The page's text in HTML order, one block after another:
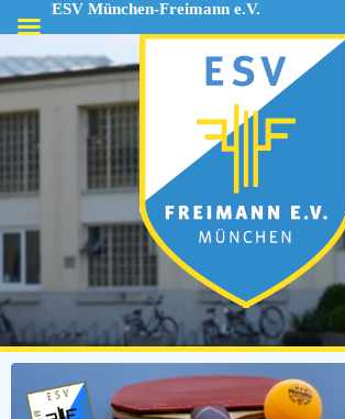
ESV
München-
Freimann
e.V.
ESV München-Freimann e.V.